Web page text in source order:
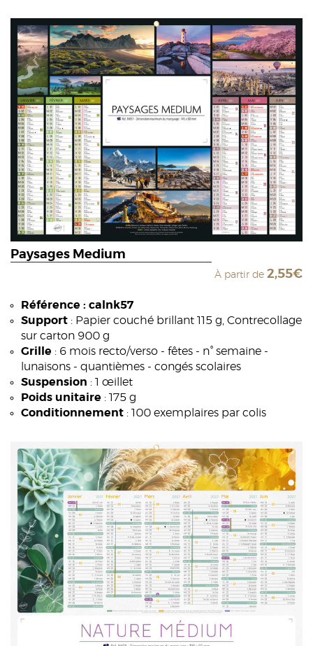
Paysages Medium
À partir de 2,55€
Référence : calnk57
Support : Papier couché brillant 115 g, Contrecollage
sur carton 900 g
Grille : 6 mois recto/verso - fêtes - n° semaine -
lunaisons - quantièmes - congés scolaires
Suspension : 1 œillet
Poids unitaire : 175 g
Conditionnement : 100 exemplaires par colis